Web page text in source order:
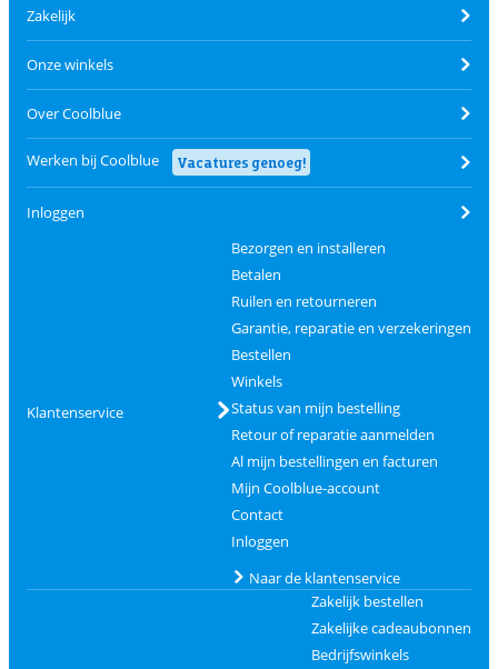
Zakelijk
Onze winkels
Over Coolblue
Werken bij Coolblue Vacatures genoeg!
Inloggen
Klantenservice
Bezorgen en installeren
Betalen
Ruilen en retourneren
Garantie, reparatie en verzekeringen
Bestellen
Winkels
Status van mijn bestelling
Retour of reparatie aanmelden
Al mijn bestellingen en facturen
Mijn Coolblue-account
Contact
Inloggen
Naar de klantenservice
Zakelijk bestellen
Zakelijke cadeaubonnen
Bedrijfswinkels